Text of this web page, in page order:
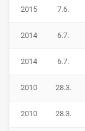
2015 7.6.
2014 6.7.
2014 6.7.
2010 28.3.
2010 28.3.